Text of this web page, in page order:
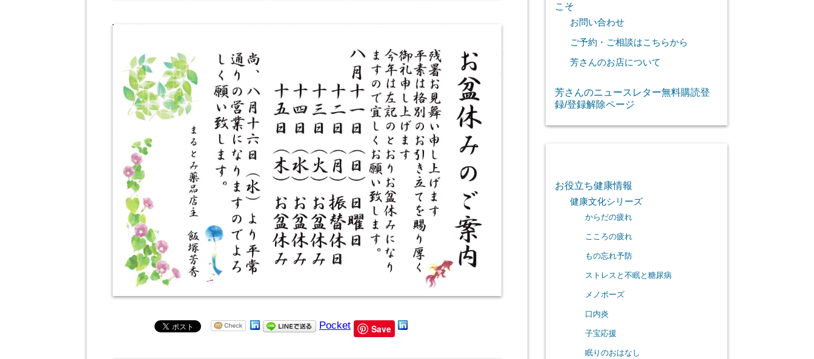
Pocket Save
こそ
お問い合わせ
ご予約・ご相談はこちらから
芳さんのお店について
芳さんのニュースレター無料購読登
録/登録解除ページ
お役立ち健康情報
健康文化シリーズ
からだの疲れ
こころの疲れ
もの忘れ予防
ストレスと不眠と糖尿病
メノポーズ
口内炎
子宝応援
眠りのおはなし